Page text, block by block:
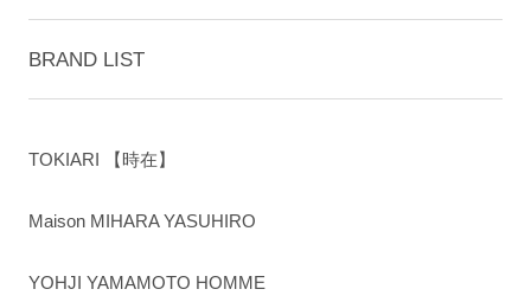
BRAND LIST
TOKIARI 【時在】
Maison MIHARA YASUHIRO
YOHJI YAMAMOTO HOMME